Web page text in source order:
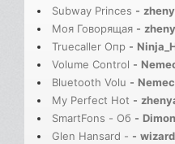
Subway Princes -
Моя Говорящая -
Truecaller Опр -
Volume Control -
Bluetooth Volu -
My Perfect Hot -
SmartFons - Об -
Glen Hansard - -